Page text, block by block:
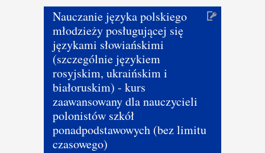
Nauczanie języka polskiego
młodzieży posługującej się
językami słowiańskimi
(szczególnie językiem
rosyjskim, ukraińskim i
białoruskim) - kurs
zaawansowany dla nauczycieli
polonistów szkół
ponadpodstawowych (bez limitu
czasowego)